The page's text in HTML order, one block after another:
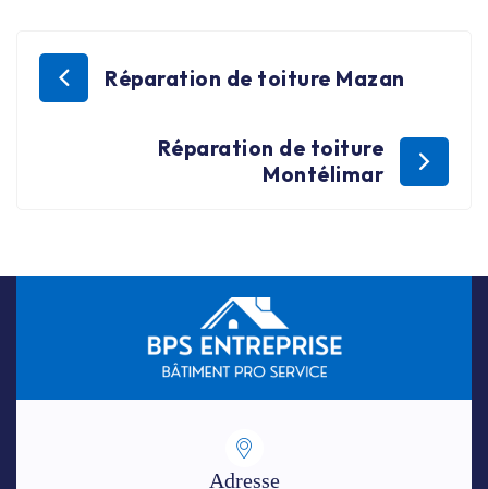
Réparation de toiture Mazan
Réparation de toiture
Montélimar
Adresse